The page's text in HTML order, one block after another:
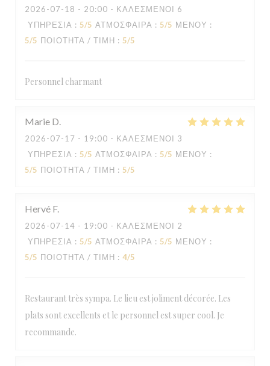
2026-07-18 - 20:00 - ΚΑΛΕΣΜΈΝΟΙ 6
ΥΠΗΡΕΣΊΑ : 5/5 ΑΤΜΌΣΦΑΙΡΑ : 5/5 ΜΕΝΟΎ :
5/5 ΠΟΙΌΤΗΤΑ / ΤΙΜΉ : 5/5
Personnel charmant
Marie D
2026-07-17 - 19:00 - ΚΑΛΕΣΜΈΝΟΙ 3
ΥΠΗΡΕΣΊΑ : 5/5 ΑΤΜΌΣΦΑΙΡΑ : 5/5 ΜΕΝΟΎ :
5/5 ΠΟΙΌΤΗΤΑ / ΤΙΜΉ : 5/5
Hervé F
2026-07-14 - 19:00 - ΚΑΛΕΣΜΈΝΟΙ 2
ΥΠΗΡΕΣΊΑ : 5/5 ΑΤΜΌΣΦΑΙΡΑ : 5/5 ΜΕΝΟΎ :
5/5 ΠΟΙΌΤΗΤΑ / ΤΙΜΉ : 4/5
Restaurant très sympa. Le lieu est joliment décorée. Les
plats sont excellents et le personnel est super cool. Je
recommande.